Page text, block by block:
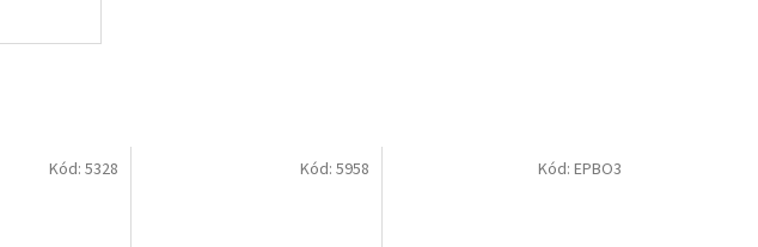
Kód: 5328 Kód:5958 Kód: EPBO3